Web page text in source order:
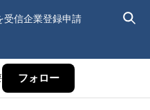
受信企業登録申請
フォロー